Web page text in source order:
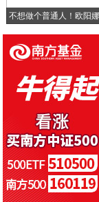
不想做个普通人！欧阳娜